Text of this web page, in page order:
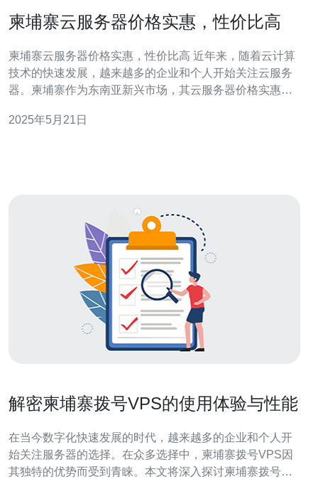
柬埔寨云服务器价格实惠，性价比高
柬埔寨云服务器价格实惠，性价比高 近年来，随着云计算
技术的快速发展，越来越多的企业和个人开始关注云服务
器。柬埔寨作为东南亚新兴市场，其云服务器价格实惠、
服务器的优势。 相比于发达国家的云服务器，柬埔寨的云
2025年5月21日
解密柬埔寨拨号VPS的使用体验与性能
在当今数字化快速发展的时代，越来越多的企业和个人开
始关注服务器的选择。在众多选择中，柬埔寨拨号VPS因
其独特的优势而受到青睐。本文将深入探讨柬埔寨拨号